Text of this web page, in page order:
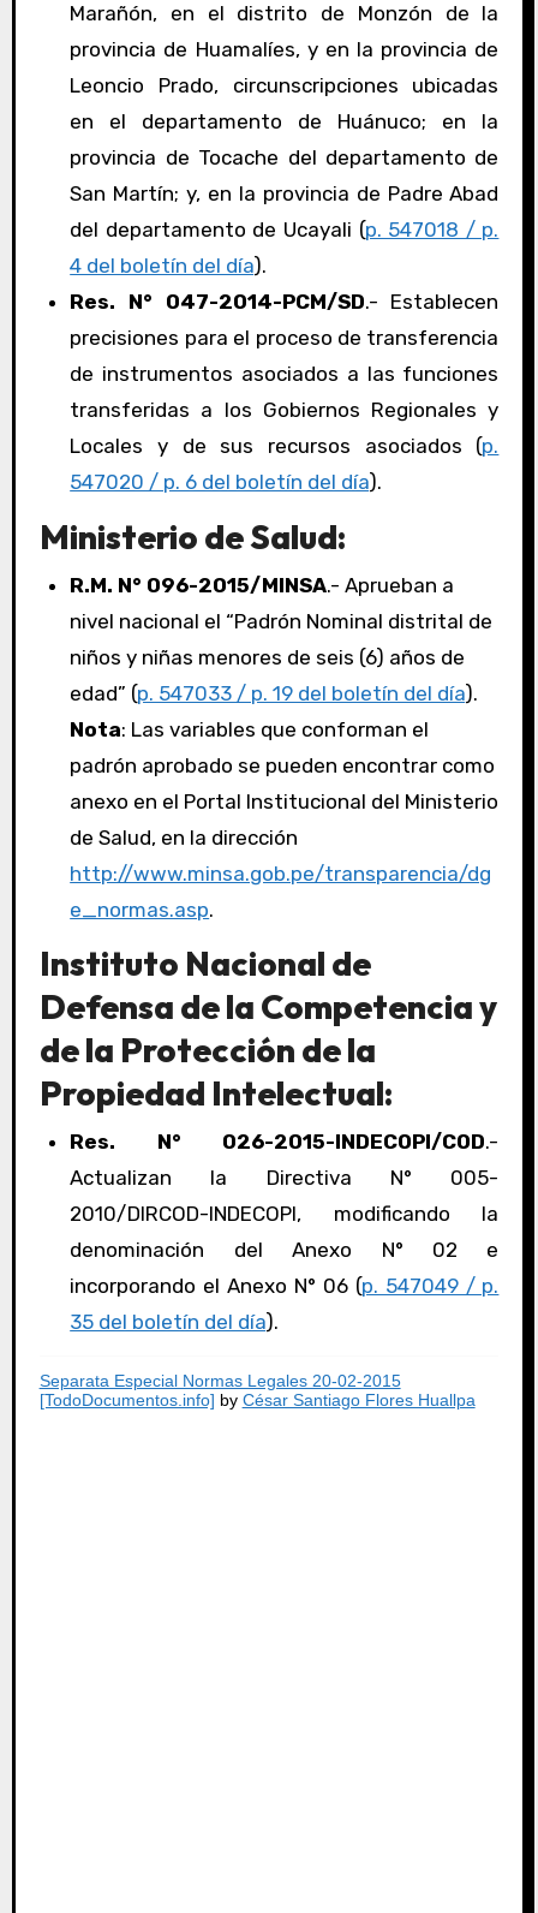
Marañón, en el distrito de Monzón de la
provincia de Huamalíes, y en la provincia de
Leoncio Prado, circunscripciones ubicadas
en el departamento de Huánuco; en la
provincia de Tocache del departamento de
San Martín; y, en la provincia de Padre Abad
del departamento de Ucayali (p. 547018 / p.
4 del boletín del día).
Res. N° 047-2014-PCM/SD.- Establecen
precisiones para el proceso de transferencia
de instrumentos asociados a las funciones
transferidas a los Gobiernos Regionales y
Locales y de sus recursos asociados (p.
547020 / p. 6 del boletín del día).
Ministerio de Salud:
R.M. N° 096-2015/MINSA.- Aprueban a
nivel nacional el “Padrón Nominal distrital de
niños y niñas menores de seis (6) años de
edad” (p. 547033 / p. 19 del boletín del día).
Nota: Las variables que conforman el
padrón aprobado se pueden encontrar como
anexo en el Portal Institucional del Ministerio
de Salud, en la dirección
http://www.minsa.gob.pe/transparencia/dg
e_normas.asp.
Instituto Nacional de
Defensa de la Competencia y
de la Protección de la
Propiedad Intelectual:
Res. N° 026-2015-INDECOPI/COD.-
Actualizan la Directiva N° 005-
2010/DIRCOD-INDECOPI, modificando la
denominación del Anexo N° 02 e
incorporando el Anexo N° 06 (p. 547049 / p.
35 del boletín del día).
Separata Especial Normas Legales 20-02-2015
[TodoDocumentos.info] by César Santiago Flores Huallpa